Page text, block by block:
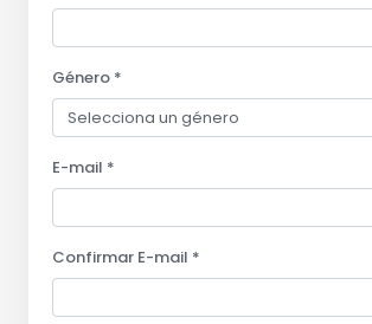
Género *
E-mail *
Confirmar E-mail *